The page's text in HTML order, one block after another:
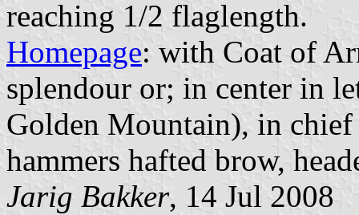
reaching 1/2 flaglength.
Homepage: with Coat of
splendour or; in center in
Golden Mountain), in
hammers hafted brow,
Jarig Bakker, 14 Jul 2008